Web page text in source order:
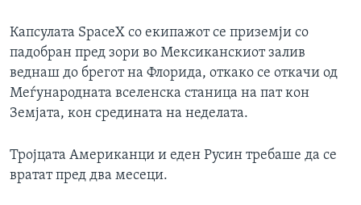
Капсулата SpaceX со екипажот се приземји со
падобран пред зори во Мексиканскиот залив
веднаш до брегот на Флорида, откако се откачи од
Меѓународната вселенска станица на пат кон
Земјата, кон средината на неделата.
Тројцата Американци и еден Русин требаше да се
вратат пред два месеци.